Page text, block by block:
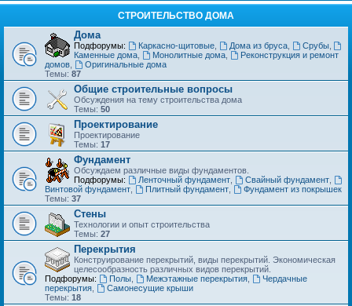
СТРОИТЕЛЬСТВО ДОМА
Дома
Подфорумы: Каркасно-щитовые, Дома из бруса, Срубы,
Каменные дома
Монолитные дома,
Реконструкция и ремонт
домов
Оригинальные дома
Темы: 87
Общие строительные вопросы
Обсуждения на тему строительства дома
Темы: 50
Проектирование
Проектирование
Темы: 17
Фундамент
Обсуждаем различные виды фундаментов.
Подфорумы:
Ленточный фундамент, Свайный фундамент,
Винтовой фундамент
Плитный фундамент,
Фундамент из покрышек
Темы: 37
Стены
Технологии и опыт строительства
Темы: 27
Перекрытия
Конструирование перекрытий, виды перекрытий. Экономическая
целесообразность различных видов перекрытий.
Подфорумы:
Полы, Межэтажные перекрытия,
Чердачные
перекрытия
Самонесущие крыши
Темы: 18